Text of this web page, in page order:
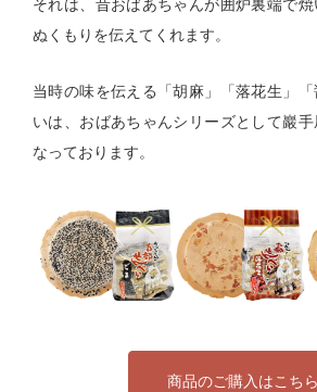
それは、昔おばあちゃんが囲炉裏端で
ぬくもりを伝えてくれます。
当時の味を伝える「胡麻」「落花生」
いは、おばあちゃんシリーズとして巖
なっております。
商品のご購入はこちら